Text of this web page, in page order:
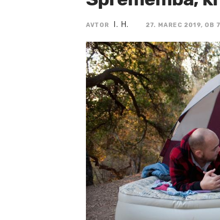
AVTOR I. H. 27. MAREC 2019, OB